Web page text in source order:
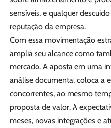
sensíveis, e qualquer
reputação da empresa.
Com essa movimentação
amplia seu alcance como
mercado. A aposta em uma
análise documental coloca a
concorrentes, ao mesmo
proposta de valor. A
meses, novas integrações e